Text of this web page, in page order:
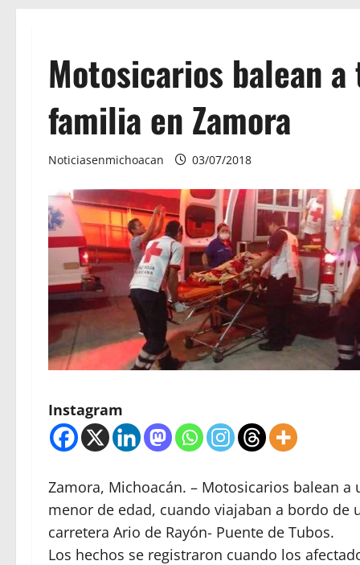
Motosicarios balean
familia en Zamora
Noticiasenmichoacan 03/07/2018
Instagram
Zamora, Michoacán. – Motosicarios balean
menor de edad, cuando viajaban a bordo de
carretera Ario de Rayón- Puente de Tubos.
Los hechos se registraron cuando los